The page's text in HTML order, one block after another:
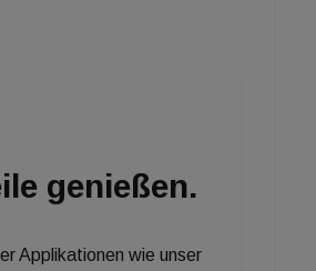
genießen.
Applikationen wie unser